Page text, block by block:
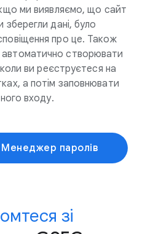
ми виявляємо, що сайт
дані, було
про це. Також
створювати
коли ви реєструєтеся на
а потім заповнювати
входу.
паролів
зі